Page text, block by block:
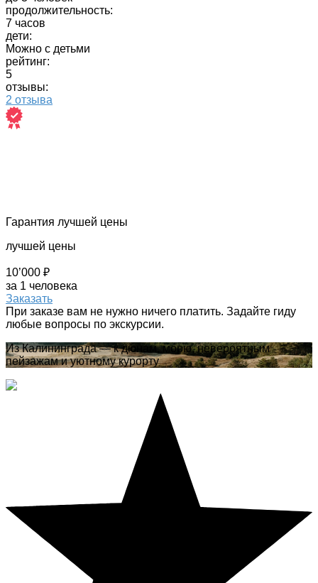
продолжительность:
7 часов
дети:
Можно с детьми
рейтинг:
5
отзывы:
2 отзыва
Гарантия лучшей цены
лучшей цены
10’000 ₽
за 1 человека
Заказать
При заказе вам не нужно ничего платить. Задайте гиду
любые вопросы по экскурсии.
Из Калининграда — к дюнам, морю, невероятным
пейзажам и уютному курорту